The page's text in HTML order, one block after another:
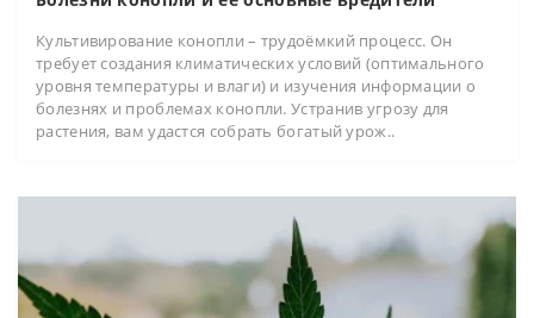
Культивирование конопли – трудоёмкий процесс. Он
требует создания климатических условий (оптимального
уровня температуры и влаги) и изучения информации о
болезнях и проблемах конопли. Устранив угрозу для
растения, вам удастся собрать богатый урож..